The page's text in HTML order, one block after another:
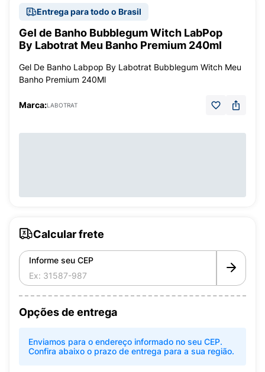
Entrega para todo o Brasil
Gel de Banho Bubblegum Witch LabPop
By Labotrat Meu Banho Premium 240ml
Gel De Banho Labpop By Labotrat Bubblegum Witch Meu
Banho Premium 240Ml
Marca:LABOTRAT
Calcular frete
Informe seu CEP
Opções de entrega
Enviamos para o endereço informado no seu CEP.
Confira abaixo o prazo de entrega para a sua região.